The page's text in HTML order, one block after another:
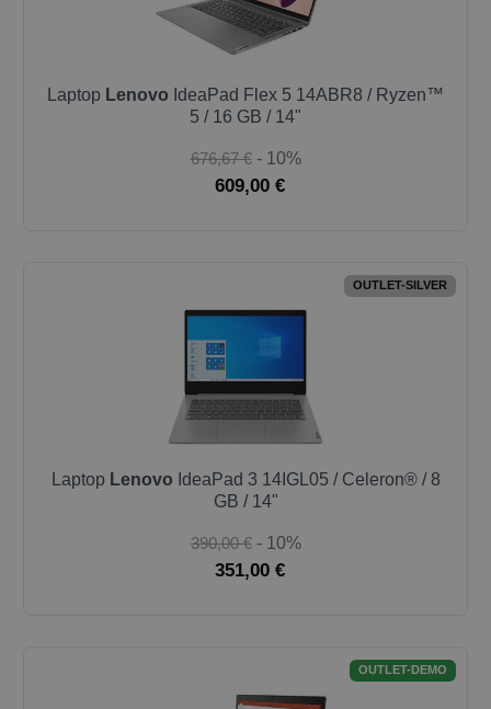
Laptop Lenovo IdeaPad Flex 5 14ABR8 / Ryzen™
5 / 16 GB / 14"
676,67 € - 10%
609,00 €
OUTLET-SILVER
Laptop Lenovo IdeaPad 3 14IGL05 / Celeron® / 8
GB / 14"
390,00 € - 10%
351,00 €
OUTLET-DEMO